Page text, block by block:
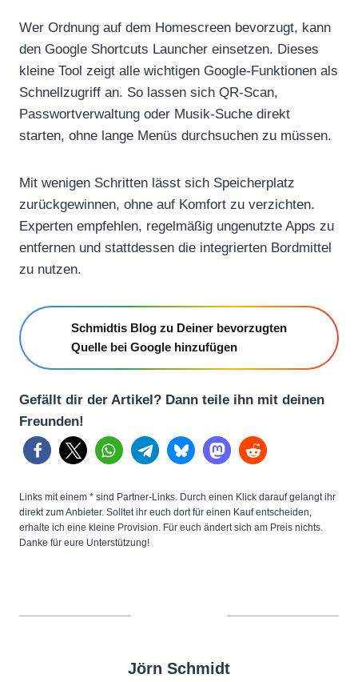
Wer Ordnung auf dem Homescreen bevorzugt, kann
den Google Shortcuts Launcher einsetzen. Dieses
kleine Tool zeigt alle wichtigen Google-Funktionen als
Schnellzugriff an. So lassen sich QR-Scan,
Passwortverwaltung oder Musik-Suche direkt
starten, ohne lange Menüs durchsuchen zu müssen.
Mit wenigen Schritten lässt sich Speicherplatz
zurückgewinnen, ohne auf Komfort zu verzichten.
Experten empfehlen, regelmäßig ungenutzte Apps zu
entfernen und stattdessen die integrierten Bordmittel
zu nutzen.
Schmidtis Blog zu Deiner bevorzugten
Quelle bei Google hinzufügen
Gefällt dir der Artikel? Dann teile ihn mit deinen
Freunden!
Links mit einem * sind Partner-Links. Durch einen Klick darauf gelangt ihr
direkt zum Anbieter. Solltet ihr euch dort für einen Kauf entscheiden,
erhalte ich eine kleine Provision. Für euch ändert sich am Preis nichts.
Danke für eure Unterstützung!
Jörn Schmidt